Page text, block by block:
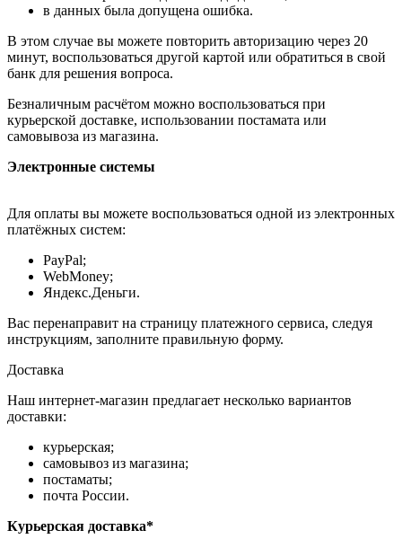
в данных была допущена ошибка.
В этом случае вы можете повторить авторизацию через 20
минут, воспользоваться другой картой или обратиться в свой
банк для решения вопроса.
Безналичным расчётом можно воспользоваться при
курьерской доставке, использовании постамата или
самовывоза из магазина.
Электронные системы
Для оплаты вы можете воспользоваться одной из электронных
платёжных систем:
PayPal;
WebMoney;
Яндекс.Деньги.
Вас перенаправит на страницу платежного сервиса, следуя
инструкциям, заполните правильную форму.
Доставка
Наш интернет-магазин предлагает несколько вариантов
доставки:
курьерская;
самовывоз из магазина;
постаматы;
почта России.
Курьерская доставка*